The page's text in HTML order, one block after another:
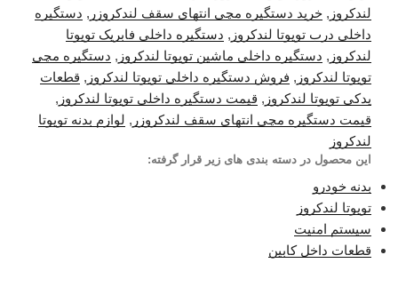
لندکروز , خرید دستگیره مچی انتهای سقف لندکروزر , دستگیره
داخلی درب تویوتا لندکروز , دستگیره داخلی فابریک تویوتا
لندکروز , دستگیره داخلی ماشین تویوتا لندکروز , دستگیره مچی
تویوتا لندکروز , فروش دستگیره داخلی تویوتا لندکروز , قطعات
یدکی تویوتا لندکروز , قیمت دستگیره داخلی تویوتا لندکروز ,
قیمت دستگیره مچی انتهای سقف لندکروزر , لوازم بدنه تویوتا
لندکروز
این محصول در دسته بندی های زیر قرار گرفته:
بدنه خودرو
تویوتا لندکروز
سیستم امنیت
قطعات داخل کابین